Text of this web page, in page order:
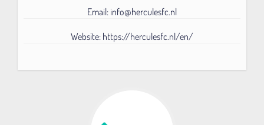
Email: info@herculesfc.nl
Website: https://herculesfc.nl/en/